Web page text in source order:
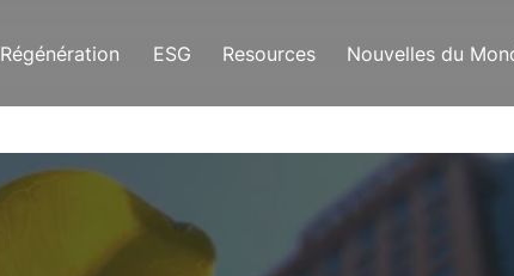
Régénération ESG Resources Nouvelles du